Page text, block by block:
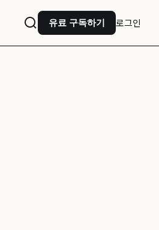
유료 구독하기 로그인